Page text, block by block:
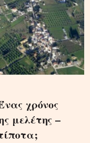
χρόνος
μελέτης –